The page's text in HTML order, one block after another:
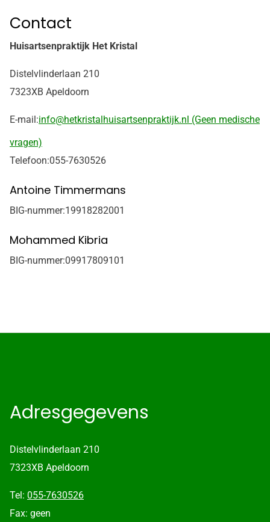
Contact
Huisartsenpraktijk Het Kristal
Distelvlinderlaan 210
7323XB Apeldoorn
E-mail:info@hetkristalhuisartsenpraktijk.nl (Geen medische
vragen)
Telefoon:055-7630526
Antoine Timmermans
BIG-nummer:19918282001
Mohammed Kibria
BIG-nummer:09917809101
Adresgegevens
Distelvlinderlaan 210
7323XB Apeldoorn
Tel: 055-7630526
Fax: geen